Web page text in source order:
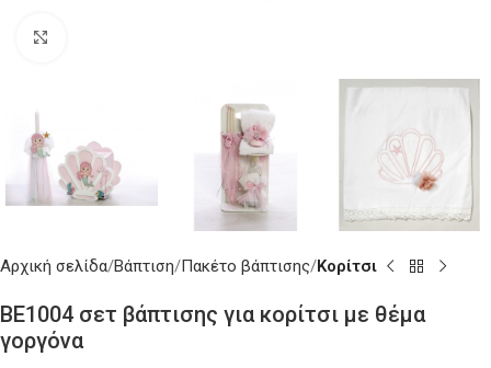
Αρχική σελίδα Βάπτιση Πακέτο βάπτισης Κορίτσι
BE1004 σετ βάπτισης για κορίτσι με θέμα
γοργόνα